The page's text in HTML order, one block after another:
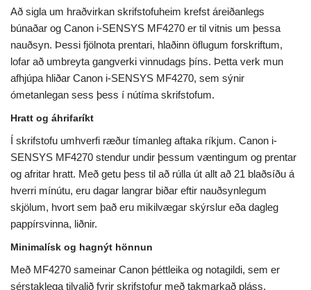
Að sigla um hraðvirkan skrifstofuheim krefst áreiðanlegs
búnaðar og Canon i-SENSYS MF4270 er til vitnis um þessa
nauðsyn. Þessi fjölnota prentari, hlaðinn öflugum forskriftum,
lofar að umbreyta gangverki vinnudags þíns. Þetta verk mun
afhjúpa hliðar Canon i-SENSYS MF4270, sem sýnir
ómetanlegan sess þess í nútíma skrifstofum.
Hratt og áhrifaríkt
Í skrifstofu umhverfi ræður tímanleg aftaka ríkjum. Canon i-
SENSYS MF4270 stendur undir þessum væntingum og prentar
og afritar hratt. Með getu þess til að rúlla út allt að 21 blaðsíðu á
hverri mínútu, eru dagar langrar biðar eftir nauðsynlegum
skjölum, hvort sem það eru mikilvægar skýrslur eða dagleg
pappírsvinna, liðnir.
Minimalísk og hagnýt hönnun
Með MF4270 sameinar Canon þéttleika og notagildi, sem er
sérstaklega tilvalið fyrir skrifstofur með takmarkað pláss.